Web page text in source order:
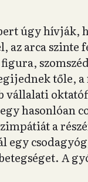
úgy hívják,
az arca
tőle, a
vállalati
hasonlóan
a
egy
A